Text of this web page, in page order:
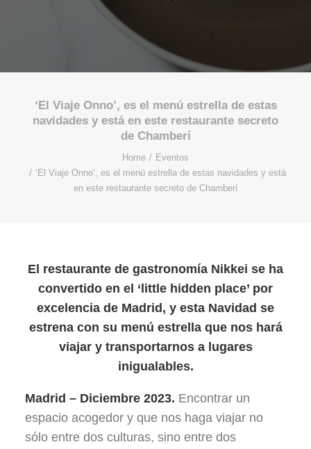
‘El Viaje Onno’, es el menú estrella de estas
navidades y está en este restaurante secreto
de Chamberí
Home
Eventos
‘El Viaje Onno’, es el menú estrella de estas navidades y está
en este restaurante secreto de Chamberí
El restaurante de gastronomía Nikkei se ha
convertido en el ‘little hidden place’ por
excelencia de Madrid, y esta Navidad se
estrena con su menú estrella que nos hará
viajar y transportarnos a lugares
inigualables.
Madrid – Diciembre 2023. Encontrar un
espacio acogedor y que nos haga viajar no
sólo entre dos culturas, sino entre dos